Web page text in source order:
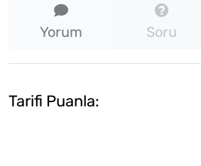
Yorum Soru
Tarifi Puanla: